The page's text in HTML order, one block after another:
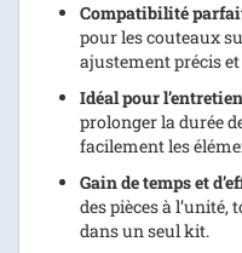
Compatibilité
pour les couteaux
ajustement précis
Idéal pour
prolonger la durée
facilement les
Gain de temps et
des pièces à
dans un seul kit.